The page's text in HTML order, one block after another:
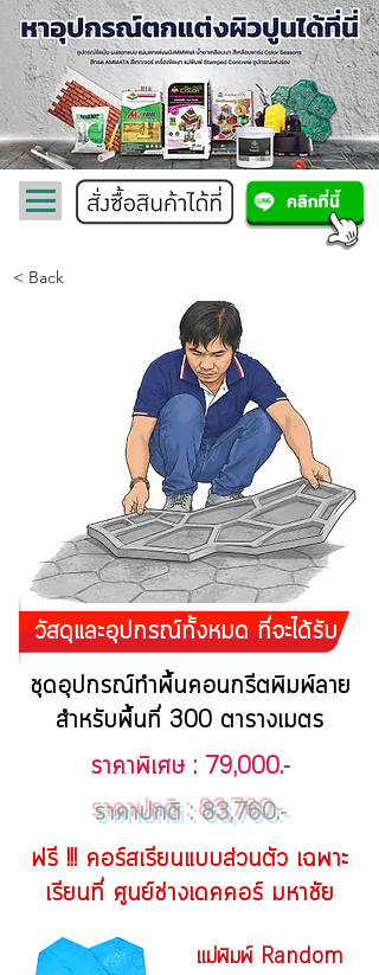
< Back
วัสดุและอุปกรณ์ทั้งหมด ที่จะได้รับ
ชุดอุปกรณ์ทำพื้นคอนกรีตพิมพ์ลาย
สำหรับพื้นที่ 300 ตารางเมตร
ราคาพิเศษ : 79,000.-
ราคาปกติ : 83,760.-
ฟรี !!! คอร์สเรียนแบบส่วนตัว เฉพาะ
เรียนที่ ศูนย์ช่างเดคคอร์ มหาชัย
แม่พิมพ์ Random